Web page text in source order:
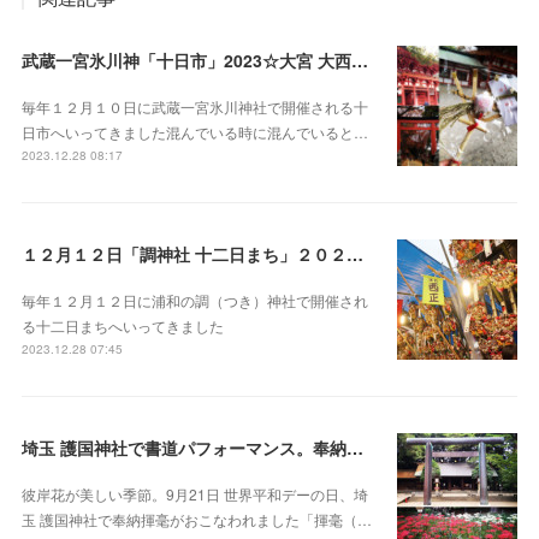
武蔵一宮氷川神「十日市」2023☆大宮 大西屋酒店で甘酒
毎年１２月１０日に武蔵一宮氷川神社で開催される十
日市へいってきました混んでいる時に混んでいると…
2023.12.28 08:17
１２月１２日「調神社 十二日まち」２０２３ 浦和
毎年１２月１２日に浦和の調（つき）神社で開催され
る十二日まちへいってきました
2023.12.28 07:45
埼玉 護国神社で書道パフォーマンス。奉納揮毫
彼岸花が美しい季節。9月21日 世界平和デーの日、埼
玉 護国神社で奉納揮毫がおこなわれました「揮毫（…